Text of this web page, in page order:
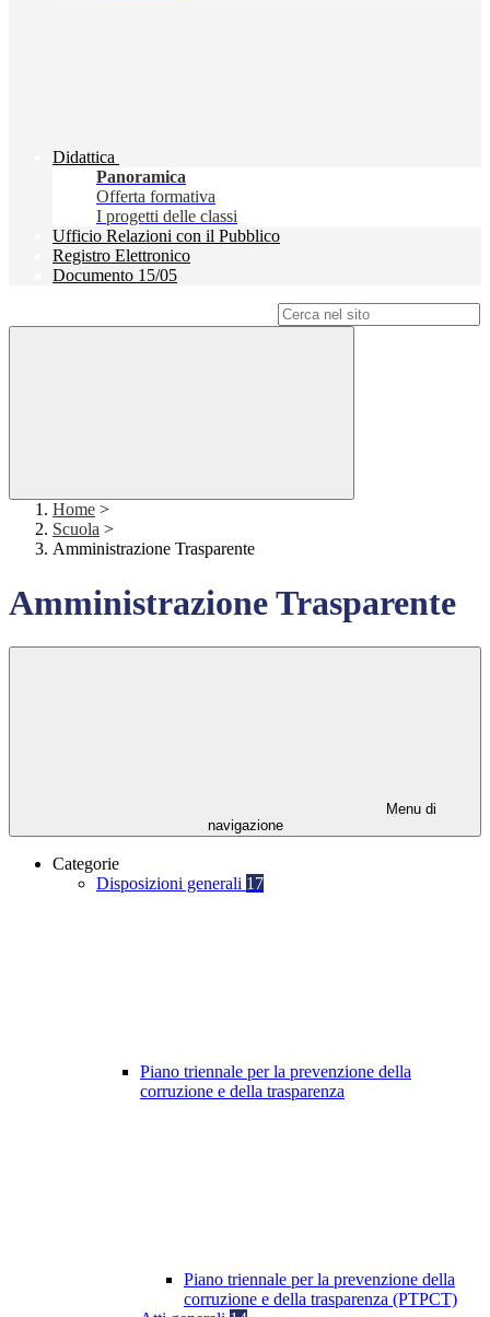
Didattica
Panoramica
Offerta formativa
I progetti delle classi
Ufficio Relazioni con il Pubblico
Registro Elettronico
Documento 15/05
Home >
Scuola >
Amministrazione Trasparente
Amministrazione Trasparente
Menu di
navigazione
Categorie
Disposizioni generali 17
Piano triennale per la prevenzione della
corruzione e della trasparenza
Piano triennale per la prevenzione della
corruzione e della trasparenza (PTPCT)